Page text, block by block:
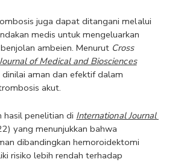
juga dapat ditangani melalui
medis untuk mengeluarkan
ambeien. Menurut Cross
of Medical and Biosciences
aman dan efektif dalam
akut.
hasil penelitian di International Journal
yang menunjukkan bahwa
dibandingkan hemoroidektomi
risiko lebih rendah terhadap